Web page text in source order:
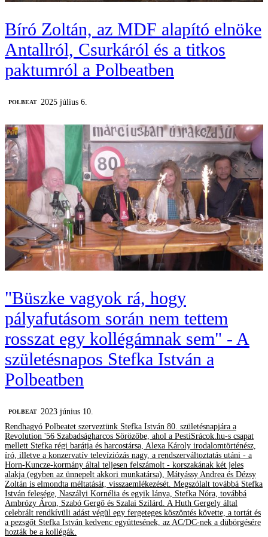
Bíró Zoltán, az MDF alapító elnöke
Antallról, Csurkáról és a titkos
paktumról a Polbeatben
‎POLBEAT 2025 július 6.
"Büszke vagyok rá, hogy
pályafutásom során nem tettem
rosszat egy kollégámnak sem" - A
születésnapos Stefka István a
Polbeatben
‎POLBEAT
2023 június 10.
Rendhagyó Polbeatet szerveztünk Stefka István 80. születésnapjára a
Revolution '56 Szabadságharcos Sörözőbe, ahol a PestiSrácok.hu-s csapat
mellett Stefka régi barátja és harcostársa, Alexa Károly irodalomtörténész,
író, illetve a konzervatív televíziózás nagy, a rendszerváltoztatás utáni - a
Horn-Kuncze-kormány által teljesen felszámolt - korszakának két jeles
alakja (egyben az ünnepelt akkori munkatársa), Mátyássy Andrea és Dézsy
Zoltán is elmondta méltatását, visszaemlékezését. Megszólalt továbbá Stefka
István felesége, Naszályi Kornélia és egyik lánya, Stefka Nóra, továbbá
Ambrózy Áron, Szabó Gergő és Szalai Szilárd. A Huth Gergely által
celebrált rendkívüli adást végül egy fergeteges köszöntés követte, a tortát és
a pezsgőt Stefka István kedvenc együttesének, az AC/DC-nek a dübörgésére
hozták be a kollégák.